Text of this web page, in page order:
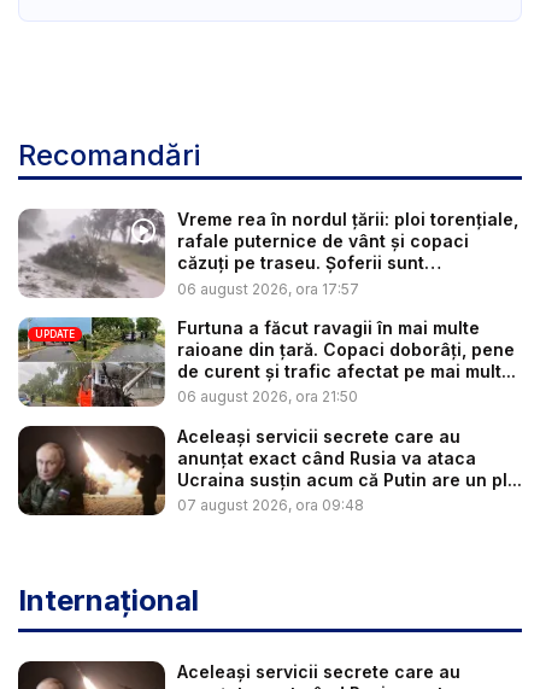
Recomandări
Vreme rea în nordul țării: ploi torențiale,
rafale puternice de vânt și copaci
căzuți pe traseu. Șoferii sunt
îndemnaț...
06 august 2026, ora 17:57
UPDATE
Furtuna a făcut ravagii în mai multe
raioane din țară. Copaci doborâți, pene
de curent și trafic afectat pe mai mult...
06 august 2026, ora 21:50
Aceleași servicii secrete care au
anunțat exact când Rusia va ataca
Ucraina susțin acum că Putin are un pl...
07 august 2026, ora 09:48
Internațional
Aceleași servicii secrete care au